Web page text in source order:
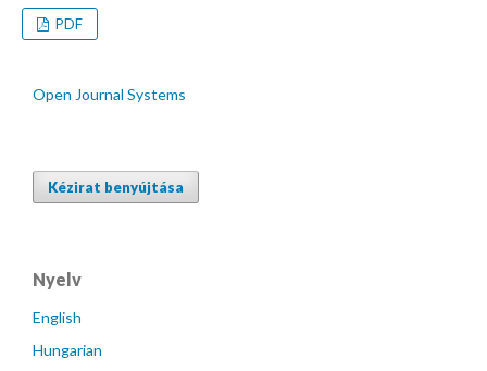
PDF
Open Journal Systems
Kézirat benyújtása
Nyelv
English
Hungarian